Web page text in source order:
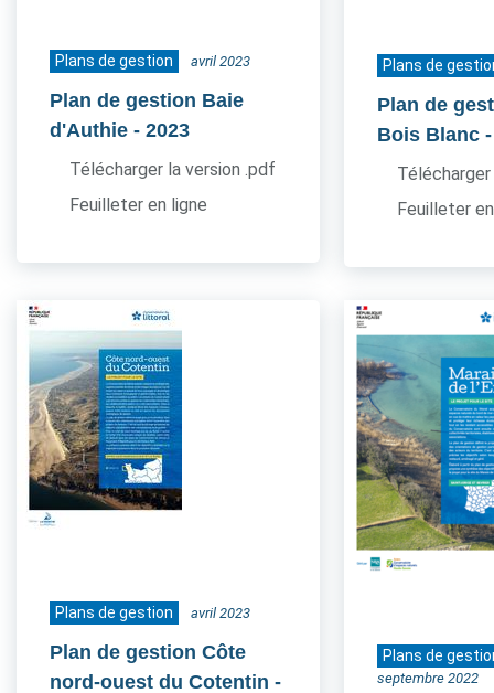
Plans de gestion avril 2023
Plan de gestion Baie
d'Authie - 2023
Télécharger la version .pdf
Feuilleter en ligne
Plans de
Plan de
Bois Blanc
Feuilleter
Plans de gestion avril 2023
Plan de gestion Côte
nord-ouest du Cotentin -
Plans de
septembre 2022